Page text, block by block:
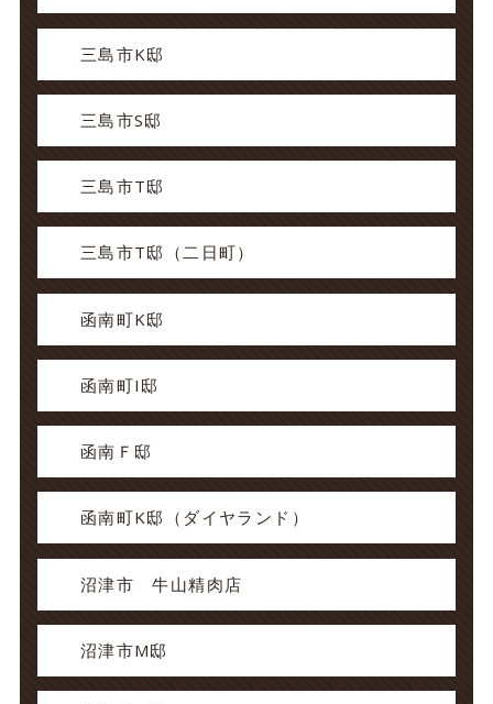
三島市K邸
三島市S邸
三島市T邸
三島市T邸（二日町）
函南町K邸
函南町I邸
函南Ｆ邸
函南町K邸（ダイヤランド）
沼津市 牛山精肉店
沼津市M邸